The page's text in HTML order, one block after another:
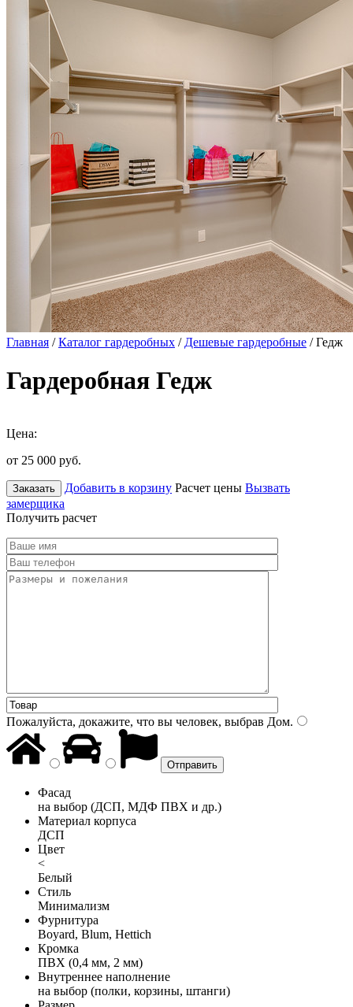
Главная /Каталог гардеробных / Дешевые гардеробные / Гедж
Гардеробная Гедж
Цена:
от 25 000 руб.
Заказать Добавить в корзину Расчет цены Вызвать
замерщика
Получить расчет
Пожалуйста, докажите, что вы человек, выбрав Дом.
Фасад
на выбор (ДСП, МДФ ПВХ и др.)
Материал корпуса
ДСП
Цвет
<
Белый
Стиль
Минимализм
Фурнитура
Boyard, Blum, Hettich
Кромка
ПВХ (0,4 мм, 2 мм)
Внутреннее наполнение
на выбор (полки, корзины, штанги)